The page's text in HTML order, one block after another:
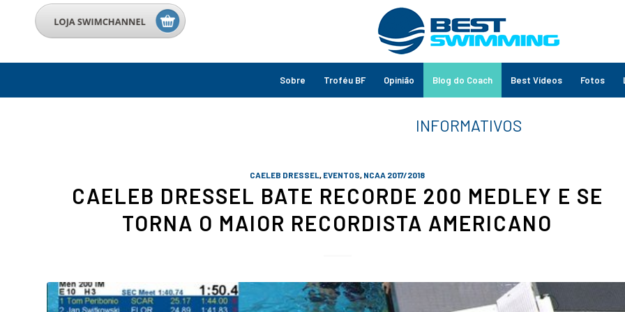
Sobre Troféu BF Opinião Blog do Coach Best Vídeos Fotos
CAELEB DRESSEL, EVENTOS, NCAA 2017/2018
CAELEB DRESSEL BATE RECORDE 200 MEDLEY E SE
TORNA O MAIOR RECORDISTA AMERICANO